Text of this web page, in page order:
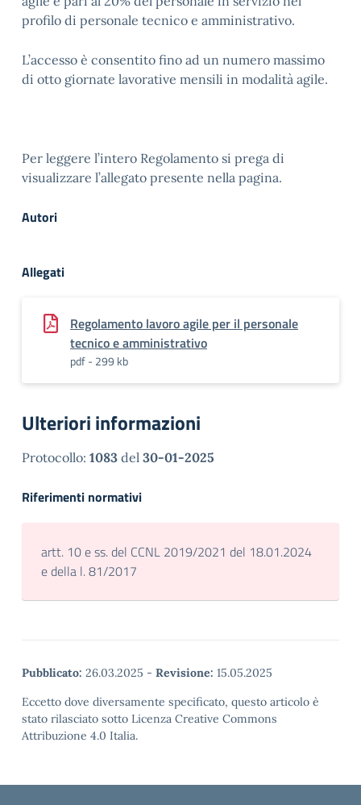
profilo di personale tecnico e amministrativo.
L’accesso è consentito fino ad un numero massimo
di otto giornate lavorative mensili in modalità agile.
Per leggere l’intero Regolamento si prega di
visualizzare l’allegato presente nella pagina.
Autori
Allegati
Regolamento lavoro agile per il personale
tecnico e amministrativo
pdf - 299 kb
Ulteriori informazioni
Protocollo: 1083 del 30-01-2025
Riferimenti normativi
artt. 10 e ss. del CCNL 2019/2021 del 18.01.2024
e della l. 81/2017
Pubblicato: 26.03.2025 - Revisione: 15.05.2025
Eccetto dove diversamente specificato, questo articolo è
stato rilasciato sotto Licenza Creative Commons
Attribuzione 4.0 Italia.